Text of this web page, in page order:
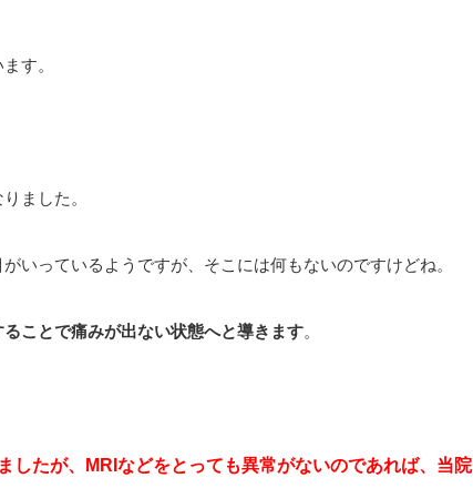
す。
ました。
いっているようですが、そこには何もないのですけどね。
ことで痛みが出ない状態へと導きます。
したが、MRIなどをとっても異常がないのであれば、当院